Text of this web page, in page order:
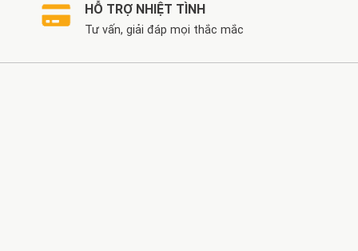
HỖ TRỢ NHIỆT TÌNH
Tư vấn, giải đáp mọi thắc mắc